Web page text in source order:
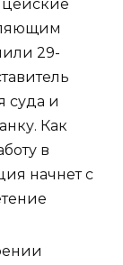
29-
суда и
Как
в
начнет с